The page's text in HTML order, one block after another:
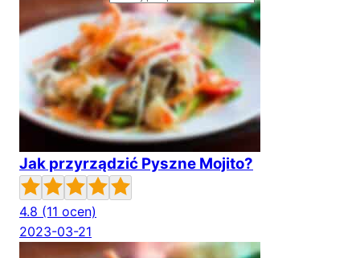
Jak przyrządzić Pyszne Mojito?
4.8 (11 ocen)
2023-03-21